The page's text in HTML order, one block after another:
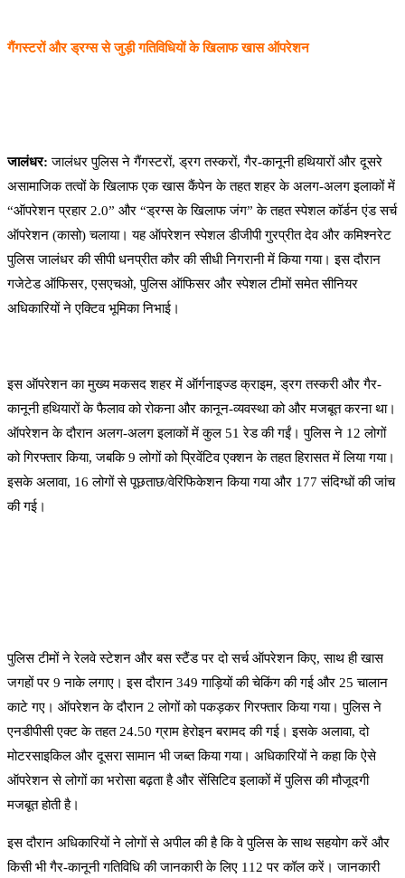
गैंगस्टरों और ड्रग्स से जुड़ी गतिविधियों के खिलाफ खास ऑपरेशन
जालंधर: जालंधर पुलिस ने गैंगस्टरों, ड्रग तस्करों, गैर-कानूनी हथियारों और दूसरे
असामाजिक तत्वों के खिलाफ एक खास कैंपेन के तहत शहर के अलग-अलग इलाकों में
“ऑपरेशन प्रहार 2.0” और “ड्रग्स के खिलाफ जंग” के तहत स्पेशल कॉर्डन एंड सर्च
ऑपरेशन (कासो) चलाया। यह ऑपरेशन स्पेशल डीजीपी गुरप्रीत देव और कमिश्नरेट
पुलिस जालंधर की सीपी धनप्रीत कौर की सीधी निगरानी में किया गया। इस दौरान
गजेटेड ऑफिसर, एसएचओ, पुलिस ऑफिसर और स्पेशल टीमों समेत सीनियर
अधिकारियों ने एक्टिव भूमिका निभाई।
इस ऑपरेशन का मुख्य मकसद शहर में ऑर्गनाइज्ड क्राइम, ड्रग तस्करी और गैर-
कानूनी हथियारों के फैलाव को रोकना और कानून-व्यवस्था को और मजबूत करना था।
ऑपरेशन के दौरान अलग-अलग इलाकों में कुल 51 रेड की गईं। पुलिस ने 12 लोगों
को गिरफ्तार किया, जबकि 9 लोगों को प्रिवेंटिव एक्शन के तहत हिरासत में लिया गया।
इसके अलावा, 16 लोगों से पूछताछ/वेरिफिकेशन किया गया और 177 संदिग्धों की जांच
की गई।
पुलिस टीमों ने रेलवे स्टेशन और बस स्टैंड पर दो सर्च ऑपरेशन किए, साथ ही खास
जगहों पर 9 नाके लगाए। इस दौरान 349 गाड़ियों की चेकिंग की गई और 25 चालान
काटे गए। ऑपरेशन के दौरान 2 लोगों को पकड़कर गिरफ्तार किया गया। पुलिस ने
एनडीपीसी एक्ट के तहत 24.50 ग्राम हेरोइन बरामद की गई। इसके अलावा, दो
मोटरसाइकिल और दूसरा सामान भी जब्त किया गया। अधिकारियों ने कहा कि ऐसे
ऑपरेशन से लोगों का भरोसा बढ़ता है और सेंसिटिव इलाकों में पुलिस की मौजूदगी
मजबूत होती है।
इस दौरान अधिकारियों ने लोगों से अपील की है कि वे पुलिस के साथ सहयोग करें और
किसी भी गैर-कानूनी गतिविधि की जानकारी के लिए 112 पर कॉल करें। जानकारी